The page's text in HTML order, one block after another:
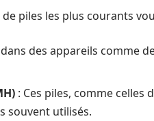
piles les plus courants
des appareils comme
: Ces piles, comme celles
souvent utilisés.